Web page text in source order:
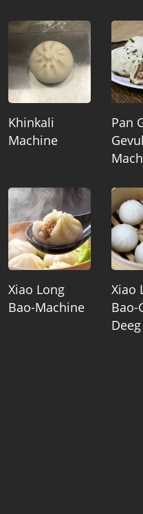
Khinkali
Machine
Pan
Xiao Long
Bao-Machine
Xiao
Bao-